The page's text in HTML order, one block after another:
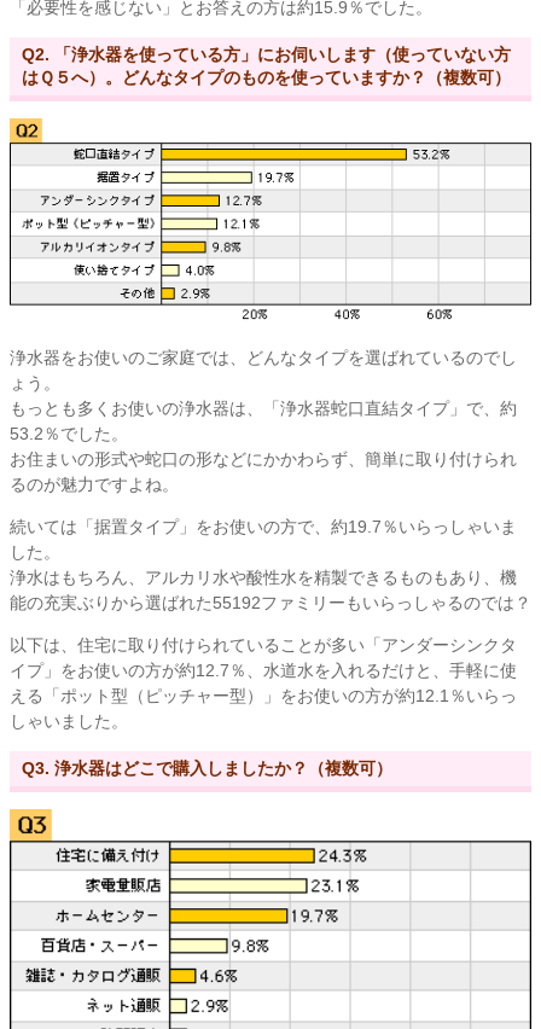
「必要性を感じない」とお答えの方は約15.9％でした。
Q2. 「浄水器を使っている方」にお伺いします（使っていない方
はＱ５へ）。どんなタイプのものを使っていますか？（複数可）
浄水器をお使いのご家庭では、どんなタイプを選ばれているのでし
ょう。
もっとも多くお使いの浄水器は、「浄水器蛇口直結タイプ」で、約
53.2％でした。
お住まいの形式や蛇口の形などにかかわらず、簡単に取り付けられ
るのが魅力ですよね。
続いては「据置タイプ」をお使いの方で、約19.7％いらっしゃいま
した。
浄水はもちろん、アルカリ水や酸性水を精製できるものもあり、機
能の充実ぶりから選ばれた55192ファミリーもいらっしゃるのでは？
以下は、住宅に取り付けられていることが多い「アンダーシンクタ
イプ」をお使いの方が約12.7％、水道水を入れるだけと、手軽に使
える「ポット型（ピッチャー型）」をお使いの方が約12.1％いらっ
しゃいました。
Q3. 浄水器はどこで購入しましたか？（複数可）